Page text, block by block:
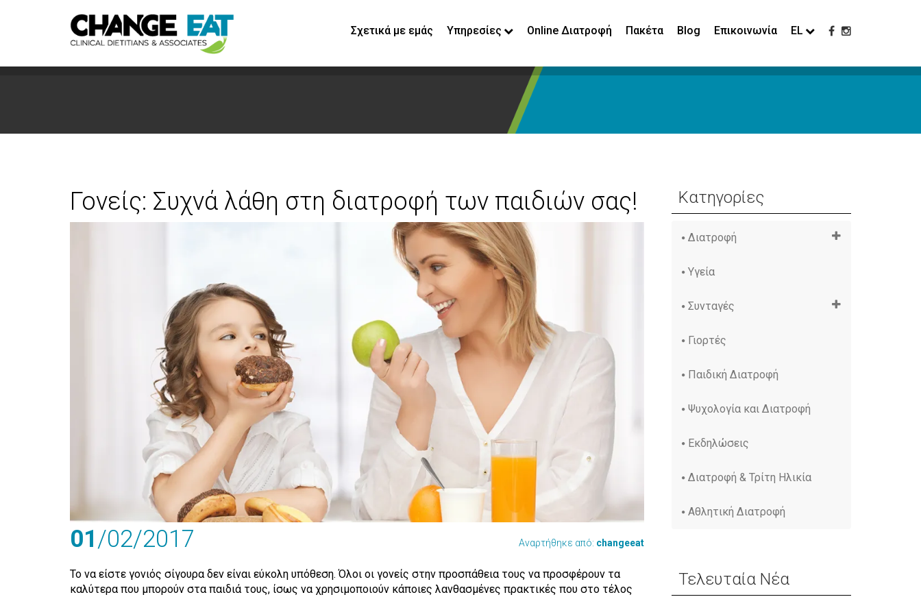
Σχετικά με εμάς Υπηρεσίες Online Διατροφή Πακέτα Blog Επικοινωνία EL
Γονείς: Συχνά λάθη στη διατροφή των παιδιών σας!
01/02/2017 Αναρτήθηκε από: changeeat
Το να είστε γονιός σίγουρα δεν είναι εύκολη υπόθεση.Όλοι οι γονείς στην προσπάθεια τους να προσφέρουν τα
καλύτερα που μπορούν στα παιδιά τους, ίσως να χρησιμοποιούν κάποιες λανθασμένες πρακτικές που στο τέλος
Κατηγορίες
Διατροφή
Υγεία
Συνταγές
Γιορτές
Παιδική Διατροφή
Ψυχολογία και Διατροφή
Εκδηλώσεις
Διατροφή & Τρίτη Ηλικία
Αθλητική Διατροφή
Τελευταία Νέα